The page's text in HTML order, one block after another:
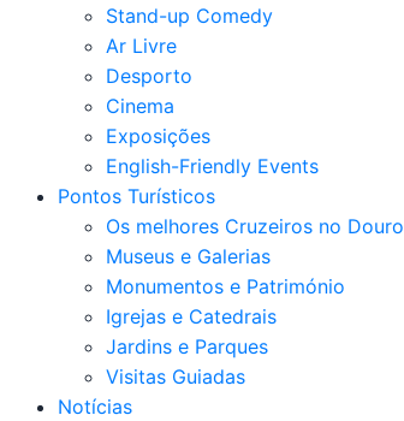
Stand-up Comedy
Ar Livre
Desporto
Cinema
Exposições
English-Friendly Events
Pontos Turísticos
Os melhores Cruzeiros no Douro​
Museus e Galerias
Monumentos e Património
Igrejas e Catedrais
Jardins e Parques
Visitas Guiadas
Notícias